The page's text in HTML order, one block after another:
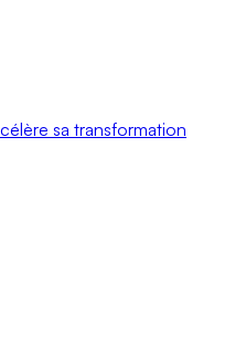
sa transformation